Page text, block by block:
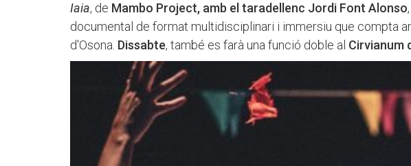
Iaia, de Mambo Project, amb el taradellenc Jordi Font Alonso
documental de format multidisciplinari i immersiu que compta
d'Osona. Dissabte, també es farà una funció doble al Cirvianum